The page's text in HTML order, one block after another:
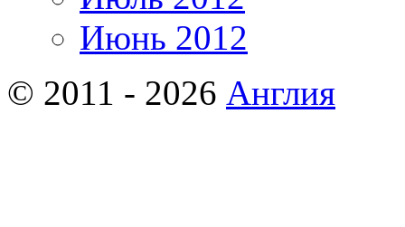
Июнь 2012
© 2011 - 2026 Англия